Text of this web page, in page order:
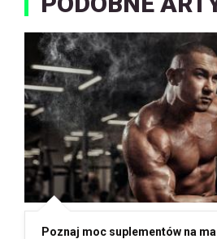
Poznaj moc suplementów na